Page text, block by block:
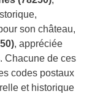
son château,
, appréciée
Chacune de ces
codes postaux
et historique